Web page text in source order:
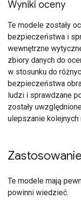
Wyniki oceny
Te modele zostały
bezpieczeństwa i
wewnętrzne
zbiory danych do
w stosunku do
bezpieczeństwa
ludzi i sprawdzane
zostały
ulepszanie kolejnych
Te modele mają
powinni wiedzieć.